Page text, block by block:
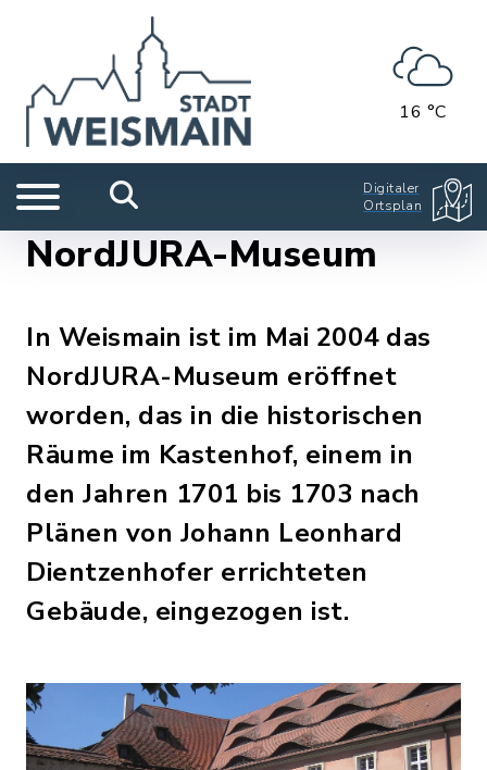
16 °C
Digitaler
Ortsplan
NordJURA-Museum
In Weismain ist im Mai 2004 das
NordJURA-Museum eröffnet
worden, das in die historischen
Räume im Kastenhof, einem in
den Jahren 1701 bis 1703 nach
Plänen von Johann Leonhard
Dientzenhofer errichteten
Gebäude, eingezogen ist.